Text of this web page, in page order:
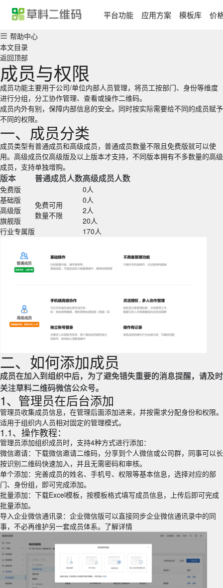
平台功能 应用方案 模板库 价
各行各业的
二维码应用方案汇总
目前已有数十万用户在草料搭建了二维码业务系统，我们将用户的使用经
验整理成了应用方案。
场景应用
产品介绍产品宣传、使用说明、产品画册等
设备巡检消防巡检、设备点检、维修保养等
签到报名会议签到、活动报名、扫码核销等
人员管理实名管理、人员档案、培训记录等
业务介绍
公司介绍、旅游行程、业务说明等
固定资产资产标签、领用登记、车辆管理等
信息展示教学培训、办事指南、展品介绍等
区域巡查隐患排查、安全巡查、管线巡查等
出入登记访客登记、访客预约、来访指引等
消防安全
灭火器、消火栓检查，安全宣讲等
信息收集
意见反馈、调查问卷、领用登记等
标牌标识
危废标签、商户门牌、景区介绍等
行业应用
生产制造 一物一码动态数据，管理生产现场
教育培训培训业务介绍、材料收集、借还登记等
文化旅游行程介绍、路线汇总、酒店入住指南等
能源电力设备巡检、区域巡查、人员管理等
查看更多用户应用经验
医疗卫生医疗设备管理、健康宣教、消毒记录等
首页
平台介绍
场景应用
行业应用
价格方案
帮助中心
关于我们
手机端提供快捷生码与管理，完整的二维码系统搭建功能请前往电脑端使
用了解详情
帮助中心
本文目录
返回顶部
成员与权限
成员功能主要用于公司/单位内部人员管理，将员工按部门、身份等维度
进行分组，分工协作管理、查看或操作二维码。
成员内外有别，保障内部信息的安全。同时按实际需要给不同的成员赋予
不同的权限。
一、成员分类
成员类型有普通成员和高级成员，普通成员数量不限且免费版就可以使
用。高级成员仅高级版及以上版本才支持，不同版本拥有不多数量的高级
成员，支持单独增购。
版本 普通成员人数高级成员人数
免费版
免费可用
数量不限
0人
基础版
0人
高级版
2人
旗舰版
20人
行业专属版
170人
二、如何添加成员
成员在加入到组织中后，为了避免错失重要的消息提醒，请及时
关注草料二维码微信公众号。
1、管理员在后台添加
管理员收集成员信息，在管理后面添加进来，并按需求分配身份和权限。
适用于组织内人员相对固定的管理模式。
1.1、操作教程：
管理员添加组织成员时，支持4种方式进行添加：
微信邀请：下载微信邀请二维码，分享到个人微信或公司群，同事可以长
按识别二维码快速加入，并且无需密码和审核。
单个添加：完善成员的姓名、手机号、权限等基本信息，选择对应的部
门、身份组，即可完成添加。
批量添加：下载Excel模板，按模板格式填写成员信息，上传后即可完成
批量添加。
导入企业微信通讯录：企业微信版可以直接同步企业微信通讯录中的同
事，不必再维护另一套成员体系。 了解详情